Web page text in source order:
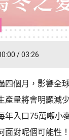
/ 03:26
四個月，影響全
產量將會明顯減
年入口75萬噸小
對呢個可能性！